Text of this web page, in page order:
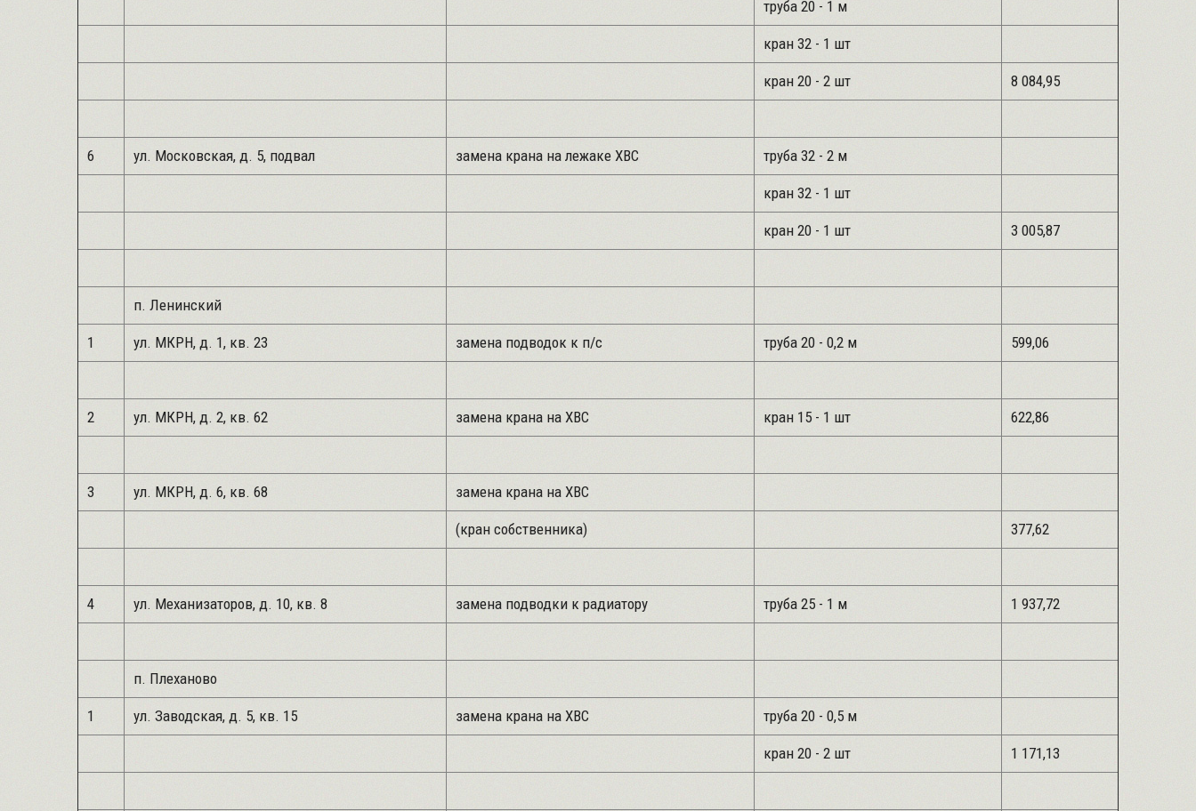
труба 20 - 1 м
кран 32 - 1 шт
кран 20 - 2 шт 8 084,95
6 ул. Московская, д. 5, подвал замена крана на лежаке ХВС труба 32 - 2 м
кран 32 - 1 шт
кран 20 - 1 шт 3 005,87
п. Ленинский
1 ул. МКРН, д. 1, кв. 23 замена подводок к п/с труба 20 - 0,2 м 599,06
2 ул. МКРН, д. 2, кв. 62 замена крана на ХВС кран 15 - 1 шт 622,86
3 ул. МКРН, д. 6, кв. 68 замена крана на ХВС
(кран собственника) 377,62
4 ул. Механизаторов, д. 10, кв. 8 замена подводки к радиатору труба 25 - 1 м 1 937,72
п. Плеханово
1 ул. Заводская, д. 5, кв. 15 замена крана на ХВС труба 20 - 0,5 м
кран 20 - 2 шт 1 171,13